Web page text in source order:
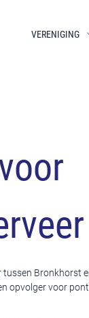
VERENIGING
tussen Bronkhorst
opvolger voor